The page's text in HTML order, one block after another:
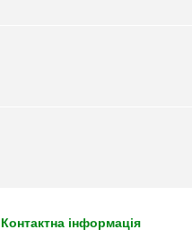
Контактна інформація